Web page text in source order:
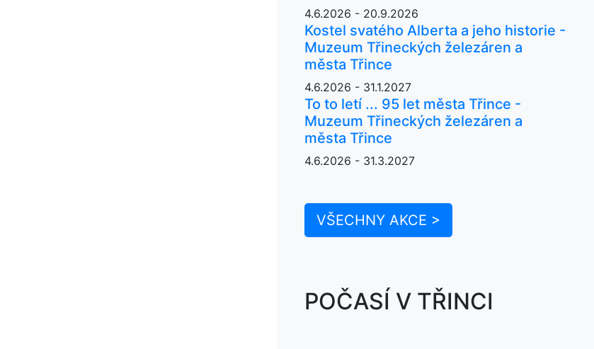
4.6.2026 - 20.9.2026
Kostel svatého Alberta a jeho historie -
Muzeum Třineckých železáren a
města Třince
4.6.2026 - 31.1.2027
To to letí ... 95 let města Třince -
Muzeum Třineckých železáren a
města Třince
4.6.2026 - 31.3.2027
VŠECHNY AKCE >
POČASÍ V TŘINCI